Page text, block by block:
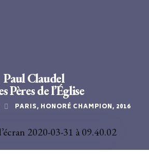
Paul Claudel
Pères de l’Église
PARIS, HONORÉ CHAMPION, 2016